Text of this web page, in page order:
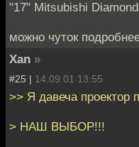
"17" Mitsubishi
можно чуток
Xan »
#25 | 14.09.01 13:55
>> Я давеча проектор
> НАШ ВЫБОР!!!